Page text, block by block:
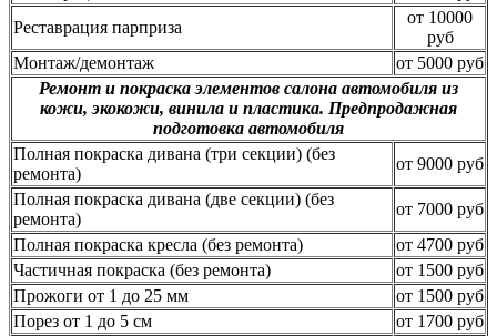
Реставрация парприза
от 10000
руб
Монтаж/демонтаж
от 5000 руб
Ремонт и покраска элементов салона автомобиля из
кожи, экокожи, винила и пластика. Предпродажная
подготовка автомобиля
Полная покраска дивана (три секции) (без
ремонта)
от 9000 руб
Полная покраска дивана (две секции) (без
ремонта)
от 7000 руб
Полная покраска кресла (без ремонта)
от 4700 руб
Частичная покраска (без ремонта)
от 1500 руб
Прожоги от 1 до 25 мм
от 1500 руб
Порез от 1 до 5 см
от 1700 руб